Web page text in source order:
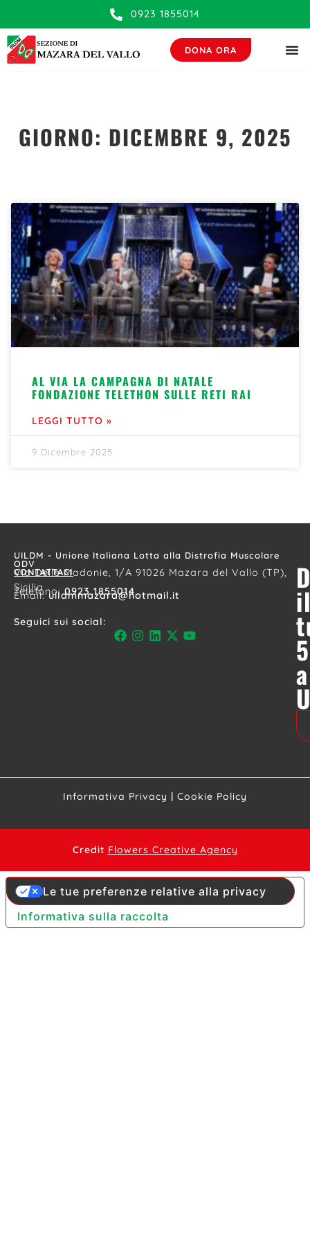
0923 1855014
DONA ORA
GIORNO: DICEMBRE 9, 2025
AL VIA LA CAMPAGNA DI NATALE
FONDAZIONE TELETHON SULLE RETI RAI
LEGGI TUTTO »
9 Dicembre 2025
UILDM - Unione Italiana Lotta alla Distrofia Muscolare
ODV
CONTATTACI
Via Delle Madonie, 1/A 91026 Mazara del Vallo (TP),
Sicilia
Telefono:0923 1855014
Email: uildmmazara@hotmail.it
Seguici sui social:
a
Informativa Privacy Cookie Policy
Credit Flowers Creative Agency
Informativa sulla raccolta
Le tue preferenze relative alla privacy